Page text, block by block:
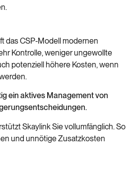
das CSP‑Modell modernen
Kontrolle, weniger ungewollte
potenziell höhere Kosten, wenn
ein aktives Management von
Skaylink Sie vollumfänglich. So
und unnötige Zusatzkosten